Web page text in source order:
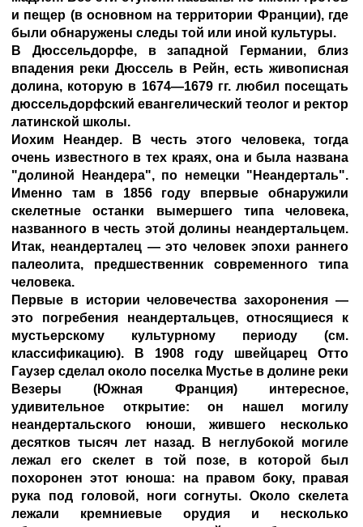
и пещер (в основном на территории Франции), где
были обнаружены следы той или иной культуры.
В Дюссельдорфе, в западной Германии, близ
впадения реки Дюссель в Рейн, есть живописная
долина, которую в 1674—1679 гг. любил посещать
дюссельдорфский евангелический теолог и ректор
латинской школы.
Иохим Неандер. В честь этого человека, тогда
очень известного в тех краях, она и была названа
"долиной Неандера", по немецки "Неандерталь".
Именно там в 1856 году впервые обнаружили
скелетные останки вымершего типа человека,
названного в честь этой долины неандертальцем.
Итак, неандерталец — это человек эпохи раннего
палеолита, предшественник современного типа
человека.
Первые в истории человечества захоронения —
это погребения неандертальцев, относящиеся к
мустьерскому культурному периоду (см.
классификацию). В 1908 году швейцарец Отто
Гаузер сделал около поселка Мустье в долине реки
Везеры (Южная Франция) интересное,
удивительное открытие: он нашел могилу
неандертальского юноши, жившего несколько
десятков тысяч лет назад. В неглубокой могиле
лежал его скелет в той позе, в которой был
похоронен этот юноша: на правом боку, правая
рука под головой, ноги согнуты. Около скелета
лежали кремниевые орудия и несколько